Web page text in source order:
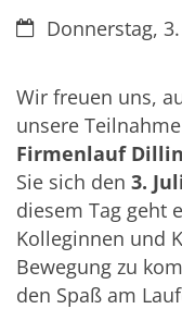
Datum:Donnerstag,
Wir freuen uns,
unsere
Firmenlauf
Sie sich den 3.
diesem Tag geht
Kolleginnen und
Bewegung zu
den Spaß am